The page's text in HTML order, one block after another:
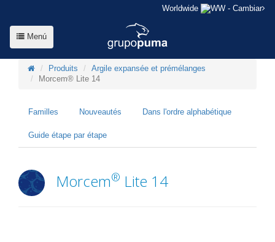
Worldwide - Cambiar
Menú
Produits
Argile expansée et prémélanges
Morcem® Lite 14
Familles Nouveautés Dans l'ordre alphabétique
Guide étape par étape
Morcem® Lite 14